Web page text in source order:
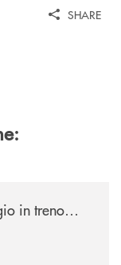
SHARE
in treno…